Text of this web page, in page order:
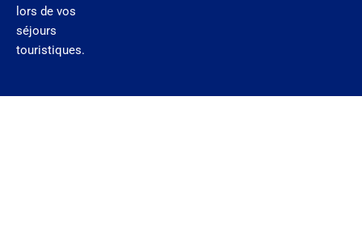
lors de vos
séjours
touristiques.